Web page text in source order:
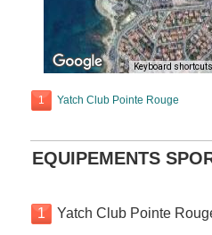
Keyboard shortcuts
1 Yatch Club Pointe Rouge
EQUIPEMENTS
1 Yatch Club Pointe